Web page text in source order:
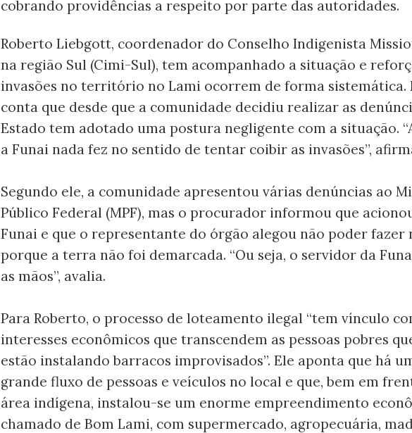
cobrando providências a respeito por parte das autoridades.
Roberto Liebgott, coordenador do Conselho Indigenista
na região Sul (Cimi-Sul), tem acompanhado a situação e
invasões no território no Lami ocorrem de forma sistemática.
conta que desde que a comunidade decidiu realizar as
Estado tem adotado uma postura negligente com a situação.
a Funai nada fez no sentido de tentar coibir as invasões”,
Segundo ele, a comunidade apresentou várias denúncias ao
Público Federal (MPF), mas o procurador informou que
Funai e que o representante do órgão alegou não poder fazer
porque a terra não foi demarcada. “Ou seja, o servidor da
as mãos”, avalia.
Para Roberto, o processo de loteamento ilegal “tem vínculo
interesses econômicos que transcendem as pessoas pobres
estão instalando barracos improvisados”. Ele aponta que há
grande fluxo de pessoas e veículos no local e que, bem em
área indígena, instalou-se um enorme empreendimento
chamado de Bom Lami, com supermercado, agropecuária,